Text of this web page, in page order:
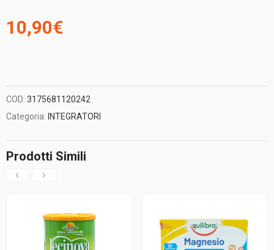
10,90€
COD: 3175681120242
Categoria: INTEGRATORI
Prodotti Simili